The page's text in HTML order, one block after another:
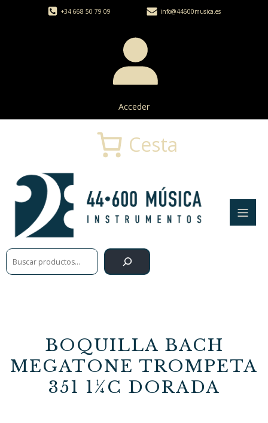
+34 668 50 79 09 info@44600musica.es
Acceder
Buscar
Cesta
BOQUILLA BACH
MEGATONE TROMPETA
351 1¼C DORADA